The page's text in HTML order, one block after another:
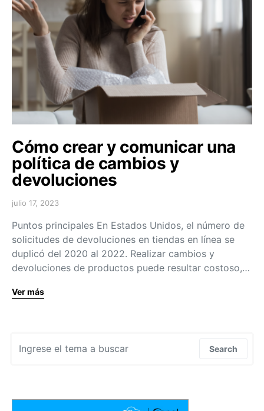
Cómo crear y comunicar una
política de cambios y
devoluciones
julio 17, 2023
Puntos principales En Estados Unidos, el número de
solicitudes de devoluciones en tiendas en línea se
duplicó del 2020 al 2022. Realizar cambios y
devoluciones de productos puede resultar costoso,…
Ver más
Search